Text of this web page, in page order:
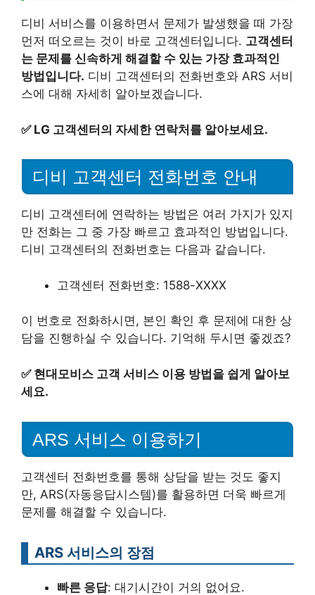
디비 서비스를 이용하면서 문제가 발생했을 때 가장
먼저 떠오르는 것이 바로 고객센터입니다. 고객센터
는 문제를 신속하게 해결할 수 있는 가장 효과적인
방법입니다. 디비 고객센터의 전화번호와 ARS 서비
스에 대해 자세히 알아보겠습니다.
✅ LG 고객센터의 자세한 연락처를 알아보세요.
디비 고객센터 전화번호 안내
디비 고객센터에 연락하는 방법은 여러 가지가 있지
만 전화는 그 중 가장 빠르고 효과적인 방법입니다.
디비 고객센터의 전화번호는 다음과 같습니다.
고객센터 전화번호: 1588-XXXX
이 번호로 전화하시면, 본인 확인 후 문제에 대한 상
담을 진행하실 수 있습니다. 기억해 두시면 좋겠죠?
✅ 현대모비스 고객 서비스 이용 방법을 쉽게 알아보
세요.
ARS 서비스 이용하기
고객센터 전화번호를 통해 상담을 받는 것도 좋지
만, ARS(자동응답시스템)를 활용하면 더욱 빠르게
문제를 해결할 수 있습니다.
ARS 서비스의 장점
빠른 응답: 대기시간이 거의 없어요.